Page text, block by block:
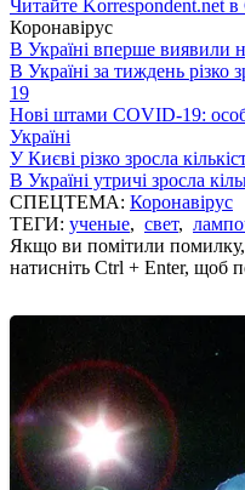
Читайте Korrespondent.net
Коронавірус
В Україні вперше виявили
В Україні за тиждень різко
19
Нові штами COVID-19:
Україні
У Києві різко зросла
В Україні утричі зросла
СПЕЦТЕМА: Коронавірус
ТЕГИ: ученые, свет,
Якщо ви помітили помилку,
натисніть Ctrl + Enter, щоб